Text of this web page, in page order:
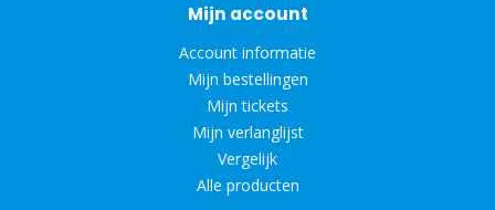
Mijn account
Account informatie
Mijn bestellingen
Mijn tickets
Mijn verlanglijst
Vergelijk
Alle producten